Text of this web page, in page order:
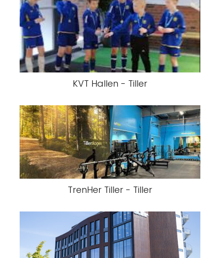
KVT Hallen - Tiller
TrenHer Tiller - Tiller